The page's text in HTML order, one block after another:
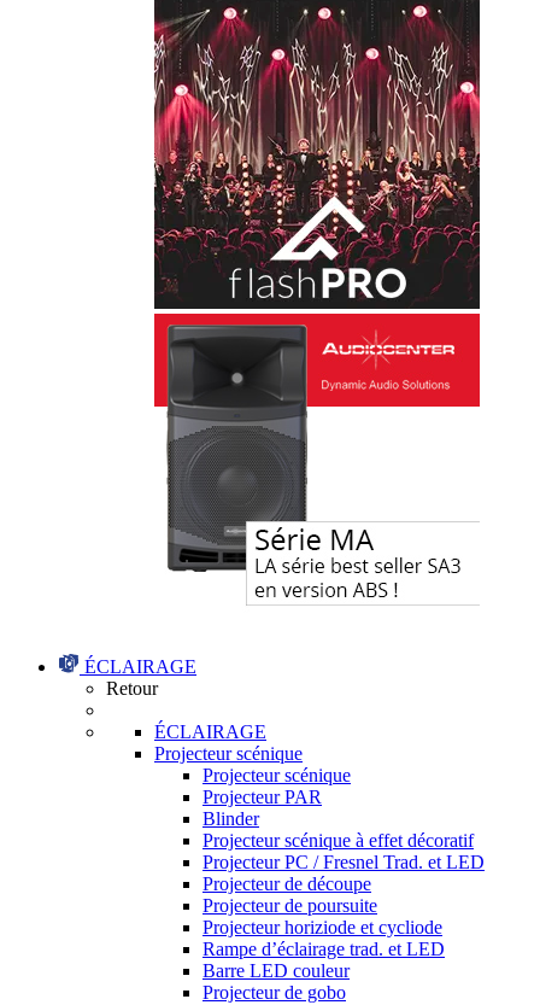
ÉCLAIRAGE
Retour
ÉCLAIRAGE
Projecteur scénique
Projecteur scénique
Projecteur PAR
Blinder
Projecteur scénique à effet décoratif
Projecteur PC / Fresnel Trad. et LED
Projecteur de découpe
Projecteur de poursuite
Projecteur horiziode et cycliode
Rampe d’éclairage trad. et LED
Barre LED couleur
Projecteur de gobo